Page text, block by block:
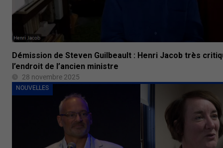
Démission de Steven Guilbeault : Henri Jacob très
l’endroit de l’ancien ministre
28 novembre 2025
NOUVELLES